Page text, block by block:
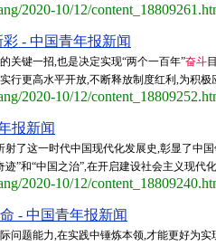
2020-10/12/
- 中国青年报新闻
关键一招,也是决定实现“两个一百年”奋斗
行更高水平开放,不断释放制度红利,为积
2020-10/12/
报新闻
了这一时代中国现代化发展史,彰显了中
迹”和“中国之治”,在开启建设社会主义现
2020-10/12/
- 中国青年报新闻
问题能力,在实践中锤炼本领,才能更好为